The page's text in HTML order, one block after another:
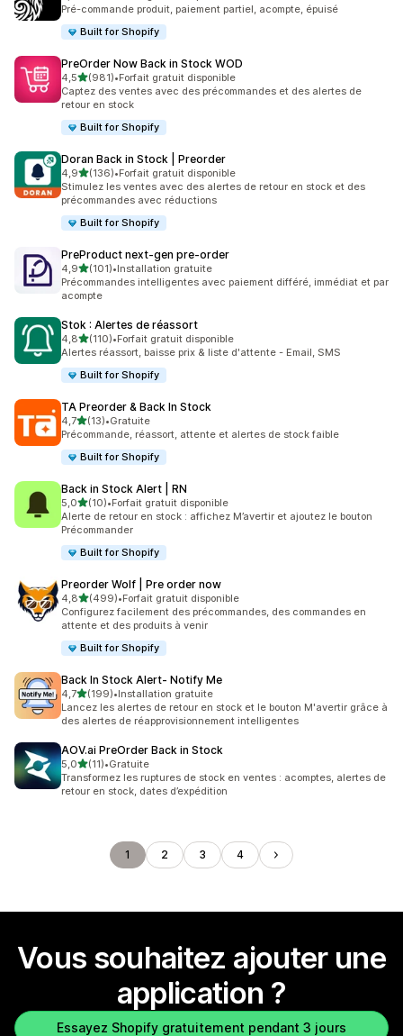
Pré-commande produit, paiement partiel, acompte, épuisé
Built for Shopify
PreOrder Now Back in Stock WOD
4,5étoile(s) sur 5
(981)
981 avis au total
•Forfait gratuit disponible
Captez des ventes avec des précommandes et des alertes de
retour en stock
Built for Shopify
Doran Back in Stock | Preorder
4,9étoile(s) sur 5
(136)
136 avis au total
•Forfait gratuit disponible
Stimulez les ventes avec des alertes de retour en stock et des
précommandes avec réductions
Built for Shopify
PreProduct next‑gen pre‑order
4,9étoile(s) sur 5
(101)
101 avis au total
•Installation gratuite
Précommandes intelligentes avec paiement différé, immédiat et par
acompte
Stok : Alertes de réassort
4,8étoile(s) sur 5
(110)
110 avis au total
•Forfait gratuit disponible
Alertes réassort, baisse prix & liste d'attente - Email, SMS
Built for Shopify
TA Preorder & Back In Stock
4,7étoile(s) sur 5
(13)
13 avis au total
•Gratuite
Précommande, réassort, attente et alertes de stock faible
Built for Shopify
Back in Stock Alert | RN
5,0étoile(s) sur 5
(10)
10 avis au total
•Forfait gratuit disponible
Alerte de retour en stock : affichez M’avertir et ajoutez le bouton
Précommander
Built for Shopify
Preorder Wolf | Pre order now
4,8étoile(s) sur 5
(499)
499 avis au total
•Forfait gratuit disponible
Configurez facilement des précommandes, des commandes en
attente et des produits à venir
Built for Shopify
Back In Stock Alert‑ Notify Me
4,7étoile(s) sur 5
(199)
199 avis au total
•Installation gratuite
Lancez les alertes de retour en stock et le bouton M'avertir grâce à
des alertes de réapprovisionnement intelligentes
AOV.ai PreOrder Back in Stock
5,0étoile(s) sur 5
(11)
11 avis au total
•Gratuite
Transformez les ruptures de stock en ventes : acomptes, alertes de
retour en stock, dates d’expédition
1 2 3 4
Vous souhaitez ajouter une
application ?
Essayez Shopify gratuitement pendant 3 jours